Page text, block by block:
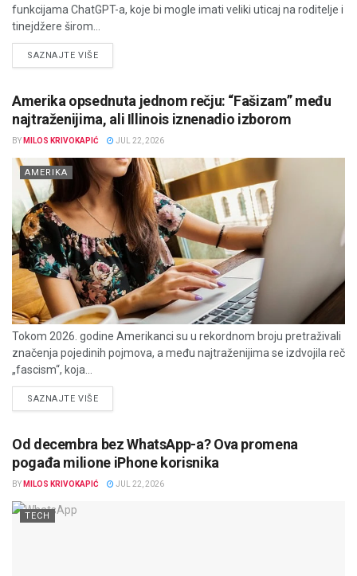
funkcijama ChatGPT-a, koje bi mogle imati veliki uticaj na roditelje i
tinejdžere širom...
SAZNAJTE VIŠEDETAILS
Amerika opsednuta jednom rečju: “Fašizam” među
najtraženijima, ali Illinois iznenadio izborom
BY MILOS KRIVOKAPIĆ JUL 22, 2026
AMERIKA
Tokom 2026. godine Amerikanci su u rekordnom broju pretraživali
značenja pojedinih pojmova, a među najtraženijima se izdvojila reč
„fascism“, koja...
SAZNAJTE VIŠEDETAILS
Od decembra bez WhatsApp-a? Ova promena
pogađa milione iPhone korisnika
BY MILOS KRIVOKAPIĆ JUL 22, 2026
TECH